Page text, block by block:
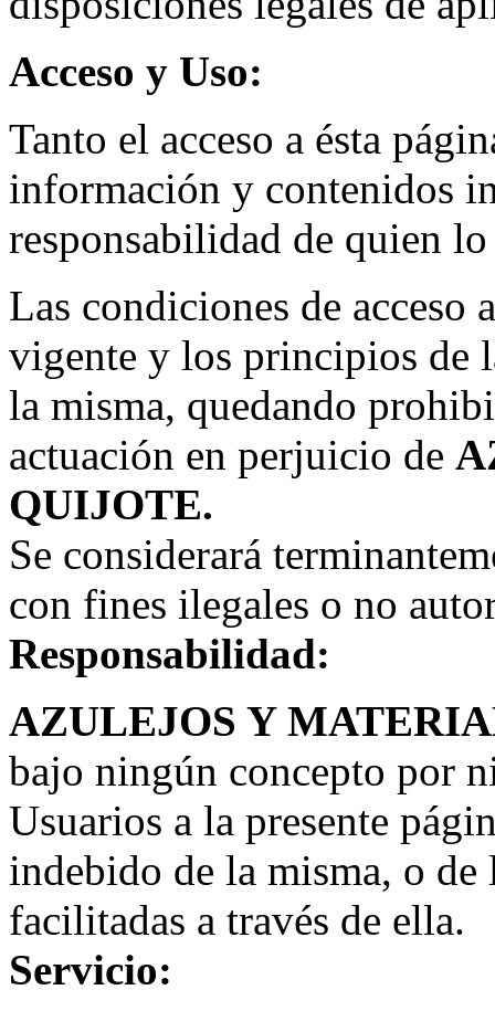
Acceso y Uso:
Tanto el acceso a ésta
información y contenidos
responsabilidad de quien
Las condiciones de acceso
vigente y los principios de
la misma, quedando
actuación en perjuicio de
QUIJOTE.
Se considerará
con fines ilegales o no
Responsabilidad:
AZULEJOS Y
bajo ningún concepto por
Usuarios a la presente
indebido de la misma, o
facilitadas a través de ella.
Servicio: